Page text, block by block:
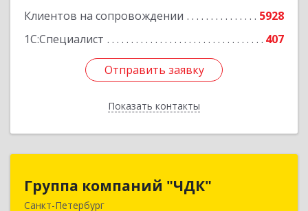
Клиентов на сопровождении
5928
1С:Специалист
407
Отправить заявку
Показать контакты
Отправить заявку
Назад
Группа компаний "ЧДК"
Санкт-Петербург
Группа компаний "ЧДК"
191119, Санкт-Петербург г, вн.тер.г.